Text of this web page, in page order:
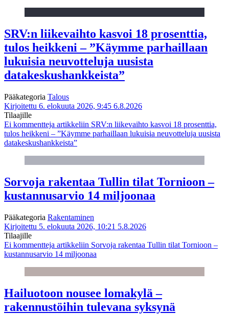
SRV:n liikevaihto kasvoi 18 prosenttia,
tulos heikkeni – ”Käymme parhaillaan
lukuisia neuvotteluja uusista
datakeskushankkeista”
Pääkategoria Talous
Kirjoitettu 6. elokuuta 2026, 9:45 6.8.2026
Tilaajille
Ei kommentteja artikkeliin SRV:n liikevaihto kasvoi 18 prosenttia,
tulos heikkeni – ”Käymme parhaillaan lukuisia neuvotteluja uusista
datakeskushankkeista”
Sorvoja rakentaa Tullin tilat Tornioon –
kustannusarvio 14 miljoonaa
Pääkategoria Rakentaminen
Kirjoitettu 5. elokuuta 2026, 10:21 5.8.2026
Tilaajille
Ei kommentteja artikkeliin Sorvoja rakentaa Tullin tilat Tornioon –
kustannusarvio 14 miljoonaa
Hailuotoon nousee lomakylä –
rakennustöihin tulevana syksynä